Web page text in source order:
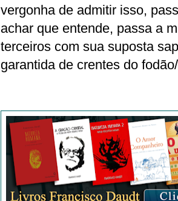
vergonha de admitir isso,
achar que entende, passa a
terceiros com sua suposta
garantida de crentes do